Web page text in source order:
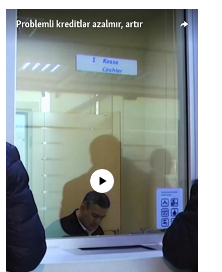
Problemli kreditlər azalmır, artır
No media source currently available